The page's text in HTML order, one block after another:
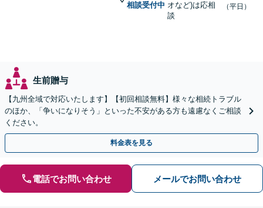
相談受付中 オなど)は応相
談
（平日）
生前贈与
【九州全域で対応いたします】【初回相談無料】様々な相続トラブル
のほか、「争いになりそう」といった不安がある方も遠慮なくご相談
ください。
料金表を見る
電話でお問い合わせ メールでお問い合わせ